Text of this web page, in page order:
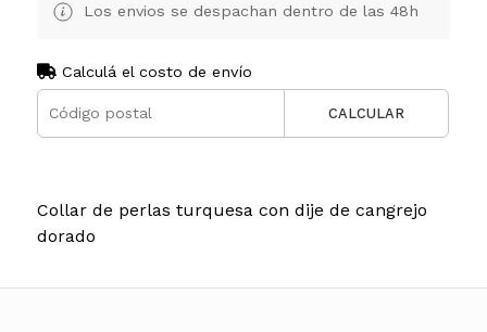
Los envios se despachan dentro de las 48h
Calculá el costo de envío
CALCULAR
Collar de perlas turquesa con dije de cangrejo
dorado